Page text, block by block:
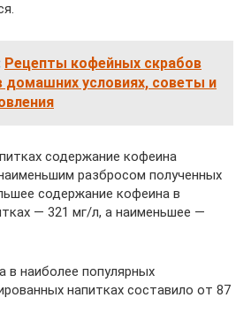
Рецепты кофейных скрабов
домашних условиях, советы и
содержание кофеина
разбросом полученных
содержание кофеина в
— 321 мг/л, а наименьшее —
в наиболее популярных
напитках составило от 87